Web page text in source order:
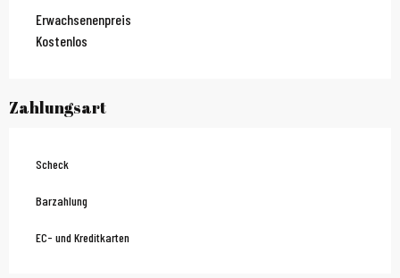
Erwachsenenpreis
Kostenlos
Zahlungsart
Scheck
Barzahlung
EC- und Kreditkarten